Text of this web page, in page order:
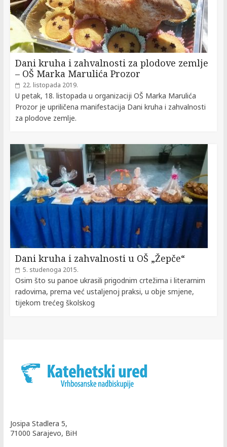
Dani kruha i zahvalnosti za plodove zemlje
– OŠ Marka Marulića Prozor
22. listopada 2019.
U petak, 18. listopada u organizaciji OŠ Marka Marulića
Prozor je upriličena manifestacija Dani kruha i zahvalnosti
za plodove zemlje.
Dani kruha i zahvalnosti u OŠ „Žepče“
5. studenoga 2015.
Osim što su panoe ukrasili prigodnim crtežima i literarnim
radovima, prema već ustaljenoj praksi, u obje smjene,
tijekom trećeg školskog
Josipa Stadlera 5,
71000 Sarajevo, BiH